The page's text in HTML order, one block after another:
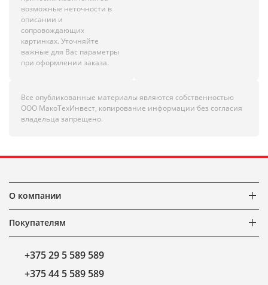
возможные неточности в
описании и
сопровождающих
картинках. Уточняйте
важные для Вас параметры
при оформлении заказа.
Все опубликованные материалы являются собственностью
ООО МакоТехИнвест, копирование информации без согласия
владельца запрещено.
О компании
Покупателям
+375 29 5 589 589
+375 44 5 589 589